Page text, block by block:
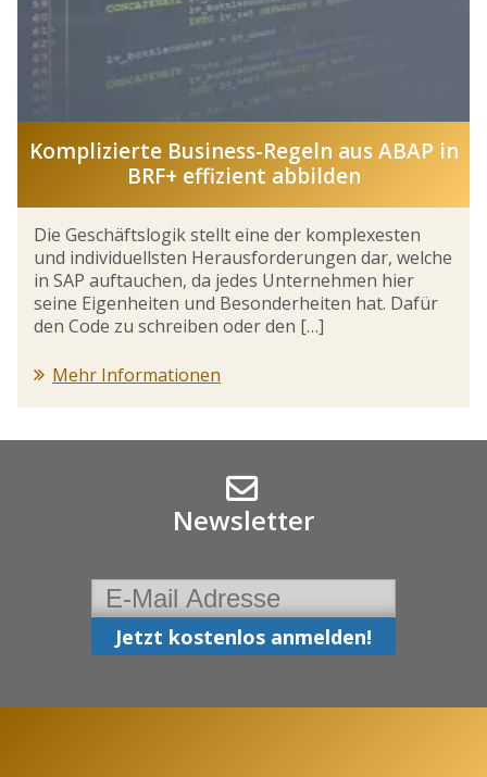
Komplizierte Business-Regeln aus ABAP in
BRF+ effizient abbilden
Die Geschäftslogik stellt eine der komplexesten
und individuellsten Herausforderungen dar, welche
in SAP auftauchen, da jedes Unternehmen hier
seine Eigenheiten und Besonderheiten hat. Dafür
den Code zu schreiben oder den […]
Mehr Informationen
Newsletter